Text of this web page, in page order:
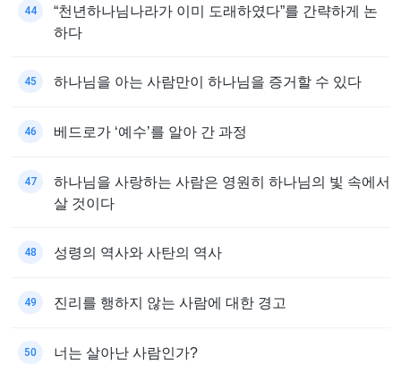
44
“천년하나님나라가 이미 도래하였다”를 간략하게 논
하다
45 하나님을 아는 사람만이 하나님을 증거할 수 있다
46 베드로가 ‘예수’를 알아 간 과정
47
하나님을 사랑하는 사람은 영원히 하나님의 빛 속에서
살 것이다
48 성령의 역사와 사탄의 역사
49 진리를 행하지 않는 사람에 대한 경고
50 너는 살아난 사람인가?